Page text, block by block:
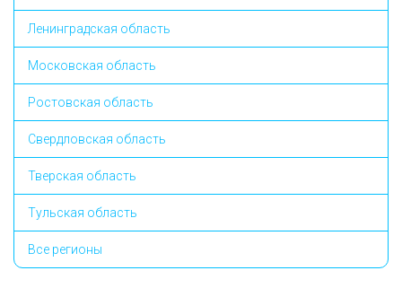
Ленинградская область
Московская область
Ростовская область
Свердловская область
Тверская область
Тульская область
Все регионы